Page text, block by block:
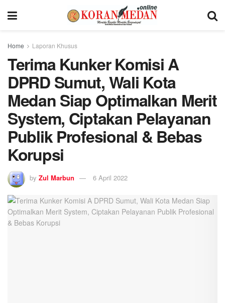
Home Laporan Khusus
Terima Kunker Komisi A
DPRD Sumut, Wali Kota
Medan Siap Optimalkan Merit
System, Ciptakan Pelayanan
Publik Profesional & Bebas
Korupsi
by Zul Marbun 6 April 2022